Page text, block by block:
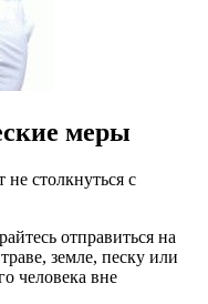
меры
столкнуться с
отправиться на
земле, песку или
человека вне